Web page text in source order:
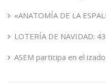
«ANATOMÍA DE LA
LOTERÍA DE NAVIDAD:
ASEM participa en el